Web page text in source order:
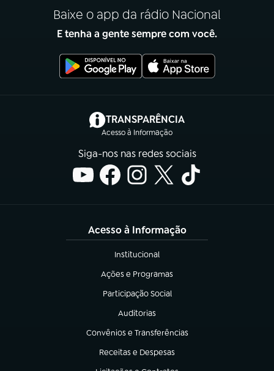
Baixe o app da rádio Nacional
E tenha a gente sempre com você.
TRANSPARÊNCIA
Acesso à Informação
(abre em nova aba)
Siga-nos nas redes sociais
Acesso à Informação
Institucional
(abre em nova aba)
Ações e Programas
(abre em nova aba)
Participação Social
(abre em nova aba)
Auditorias
(abre em nova aba)
Convênios e Transferências
(abre em nova aba)
Receitas e Despesas
(abre em nova aba)